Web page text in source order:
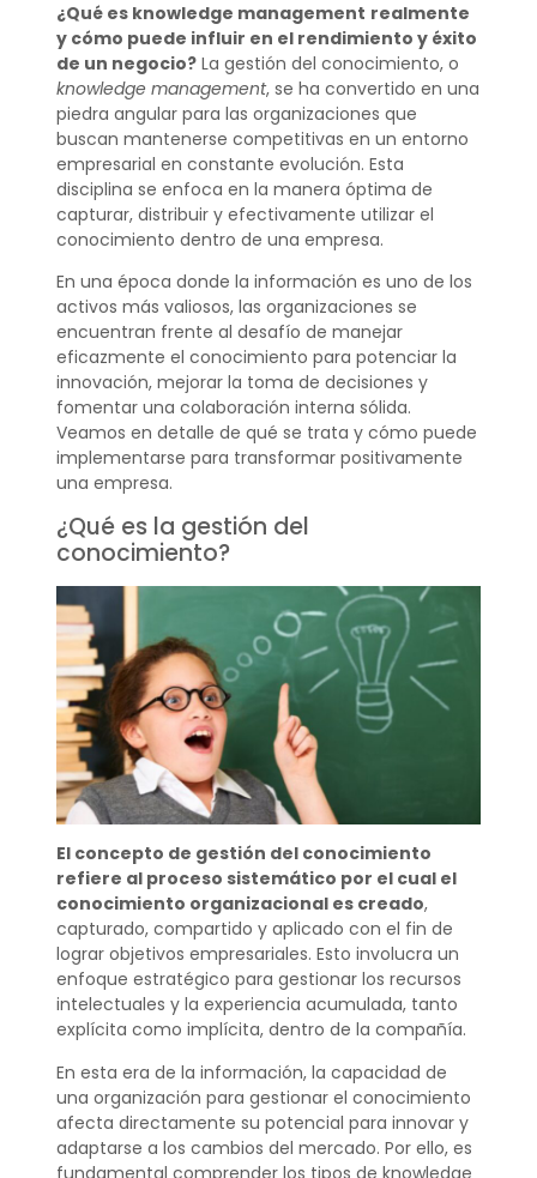
¿Qué es knowledge management realmente
y cómo puede influir en el rendimiento y éxito
de un negocio?La gestión del conocimiento, o
knowledge management, se ha convertido en una
piedra angular para las organizaciones que
buscan mantenerse competitivas en un entorno
empresarial en constante evolución. Esta
disciplina se enfoca en la manera óptima de
capturar, distribuir y efectivamente utilizar el
conocimiento dentro de una empresa.
En una época donde la información es uno de los
activos más valiosos, las organizaciones se
encuentran frente al desafío de manejar
eficazmente el conocimiento para potenciar la
innovación, mejorar la toma de decisiones y
fomentar una colaboración interna sólida.
Veamos en detalle de qué se trata y cómo puede
implementarse para transformar positivamente
una empresa.
¿Qué es la gestión del
conocimiento?
El concepto de gestión del conocimiento
refiere al proceso sistemático por el cual el
conocimiento organizacional es creado,
capturado, compartido y aplicado con el fin de
lograr objetivos empresariales. Esto involucra un
enfoque estratégico para gestionar los recursos
intelectuales y la experiencia acumulada, tanto
explícita como implícita, dentro de la compañía.
En esta era de la información, la capacidad de
una organización para gestionar el conocimiento
afecta directamente su potencial para innovar y
adaptarse a los cambios del mercado. Por ello, es
fundamental comprender los tipos de knowledge